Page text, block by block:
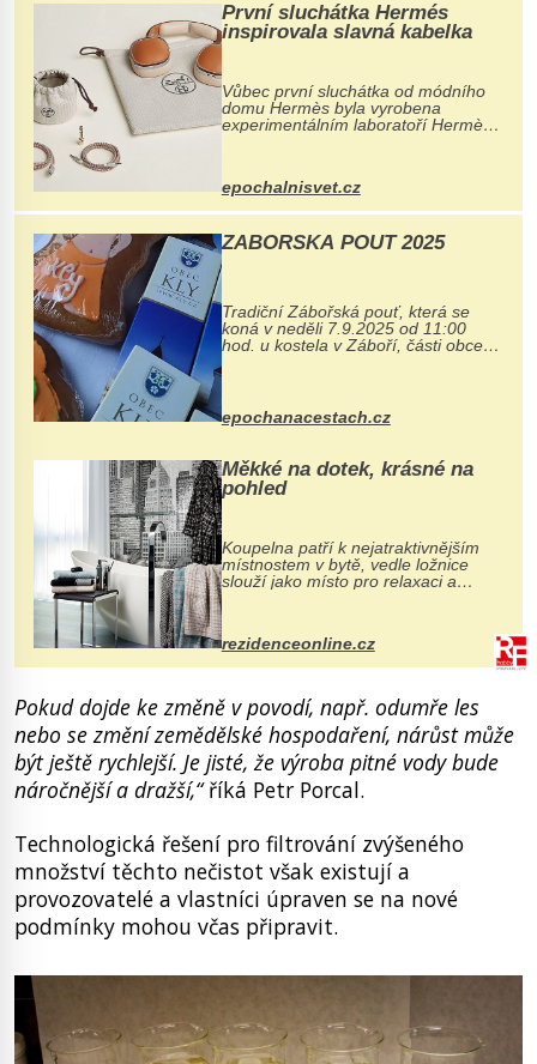
První sluchátka Hermés
inspirovala slavná kabelka
Vůbec první sluchátka od módního
domu Hermès byla vyrobena
experimentálním laboratoří Hermès
kovový...
epochalnisvet.cz
ZÁBOŘSKÁ POUŤ 2025
Tradiční Zábořská pouť, která se
koná v neděli 7.9.2025 od 11:00
hod. u kostela v Záboří, části obce
Kly u Mělníka. V programu naleznete
komentovanou prohlídku kostela,
epochanacestach.cz
Měkké na dotek, krásné na
pohled
Koupelna patří k nejatraktivnějším
místnostem v bytě, vedle ložnice
slouží jako místo pro relaxaci a
odpočinek. Koupelnový textil –
ručníky, osušky a koberečky –
mohou jako mávnutím kouzelného
proutku...
rezidenceonline.cz
Pokud dojde ke změně v povodí, např. odumře les
nebo se změní zemědělské hospodaření, nárůst může
být ještě rychlejší. Je jisté, že výroba pitné vody bude
náročnější a dražší,“říká Petr Porcal.
Technologická řešení pro filtrování zvýšeného
množství těchto nečistot však existují a
provozovatelé a vlastníci úpraven se na nové
podmínky mohou včas připravit.